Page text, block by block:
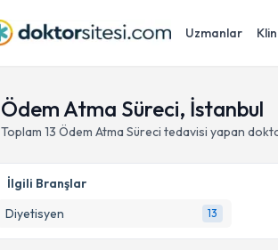
Uzmanlar
Ödem Atma Süreci, İstanbul
Toplam 13 Ödem Atma Süreci tedavisi yapan
İlgili Branşlar
Diyetisyen
13